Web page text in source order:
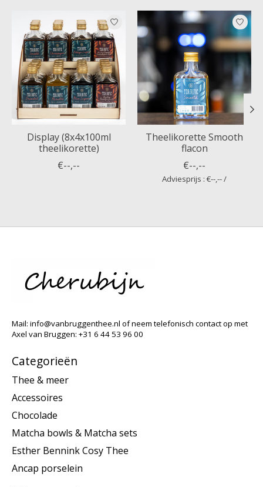
Items van productcarrousel
Display (8x4x100ml
theelikorette)
€--,--
Theelikorette Smooth
flacon
€--,--
Adviesprijs : €--,-- /
Mail: info@vanbruggenthee.nl of neem telefonisch contact op met
Axel van Bruggen: +31 6 44 53 96 00
Categorieën
Thee & meer
Accessoires
Chocolade
Matcha bowls & Matcha sets
Esther Bennink Cosy Thee
Ancap porselein